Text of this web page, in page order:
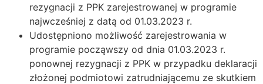
rezygnacji z PPK zarejestrowanej w programie
najwcześniej z datą od 01.03.2023 r.
Udostępniono możliwość zarejestrowania w
programie począwszy od dnia 01.03.2023 r.
ponownej rezygnacji z PPK w przypadku deklaracji
złożonej podmiotowi zatrudniającemu ze skutkiem